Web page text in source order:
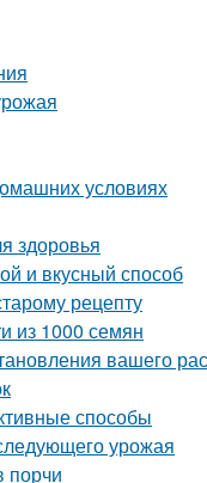
условиях
здоровья
и вкусный способ
рецепту
из 1000 семян
вашего
способы
урожая
порчи